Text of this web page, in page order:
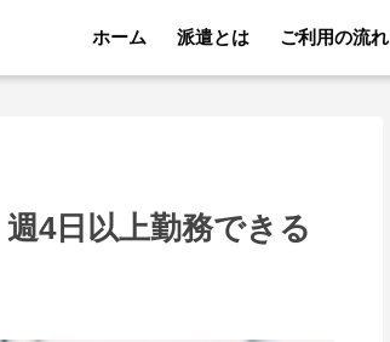
ホーム 派遣とは ご利用の流れ
4日以上勤務できる